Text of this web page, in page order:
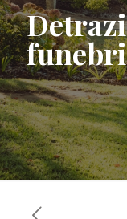
funebri